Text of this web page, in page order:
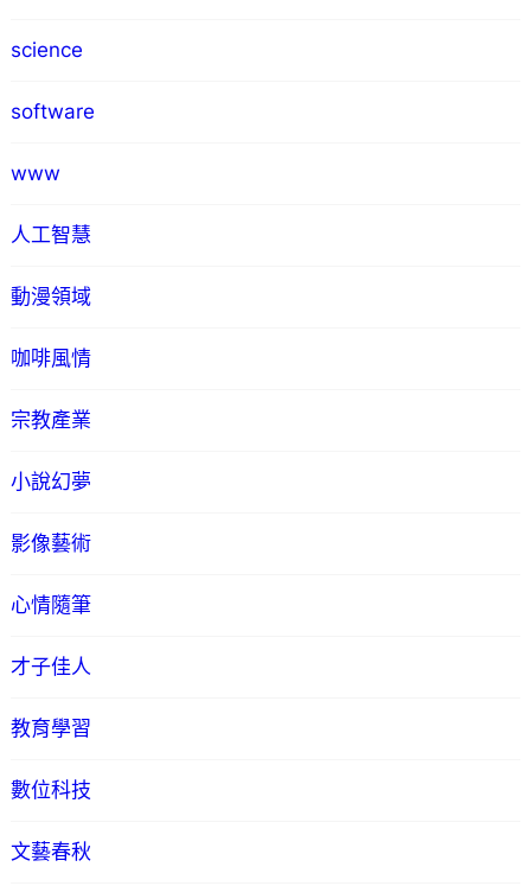
science
software
www
人工智慧
動漫領域
咖啡風情
宗教產業
小說幻夢
影像藝術
心情隨筆
才子佳人
教育學習
數位科技
文藝春秋